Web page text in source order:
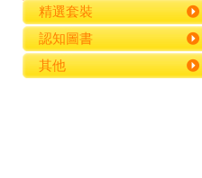
精選套裝
認知圖書
其他